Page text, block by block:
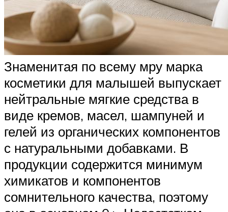
Знаменитая по всему мру марка
косметики для малышей выпускает
нейтральные мягкие средства в
виде кремов, масел, шампуней и
гелей из органических компонентов
с натуральными добавками. В
продукции содержится минимум
химикатов и компонентов
сомнительного качества, поэтому